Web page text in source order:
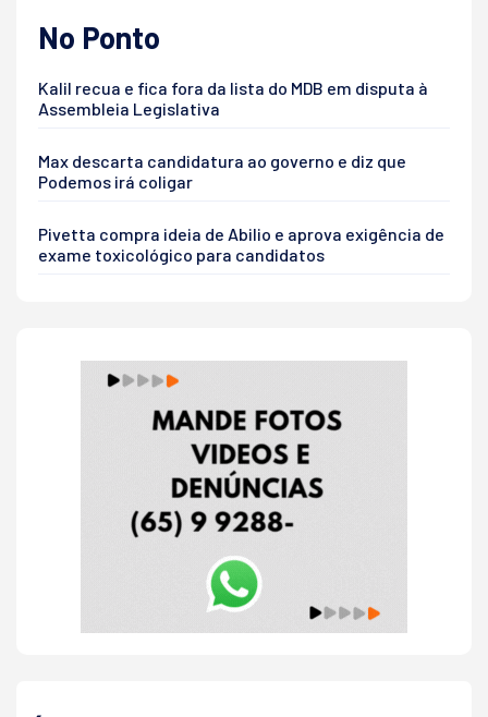
No Ponto
Kalil recua e fica fora da lista do MDB em disputa à
Assembleia Legislativa
Max descarta candidatura ao governo e diz que
Podemos irá coligar
Pivetta compra ideia de Abilio e aprova exigência de
exame toxicológico para candidatos